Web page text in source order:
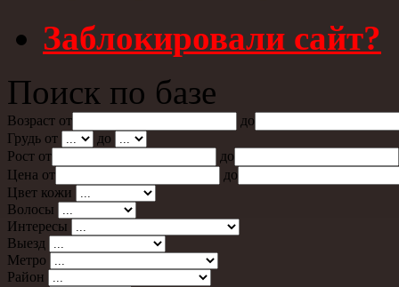
Заблокировали сайт?
Поиск по базе
Возраст от
до
Грудь от
до
Рост от
до
Цена от
до
Цвет кожи
Волосы
Интересы
Выезд
Метро
Район